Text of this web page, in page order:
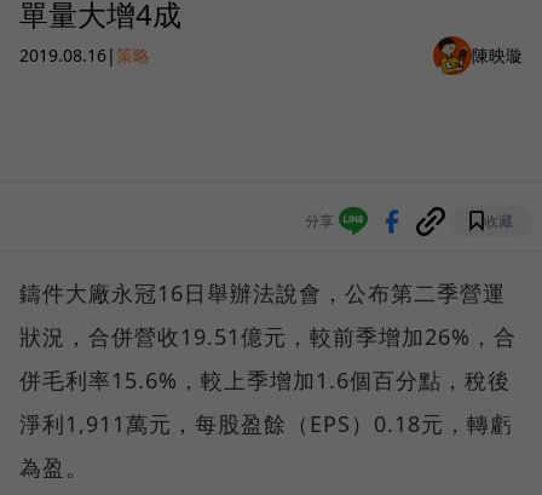
單量大增4成
2019.08.16| 策略 陳映璇
分享 收藏
鑄件大廠永冠16日舉辦法說會，公布第二季營運
狀況，合併營收19.51億元，較前季增加26%，合
併毛利率15.6%，較上季增加1.6個百分點，稅後
淨利1,911萬元，每股盈餘（EPS）0.18元，轉虧
為盈。